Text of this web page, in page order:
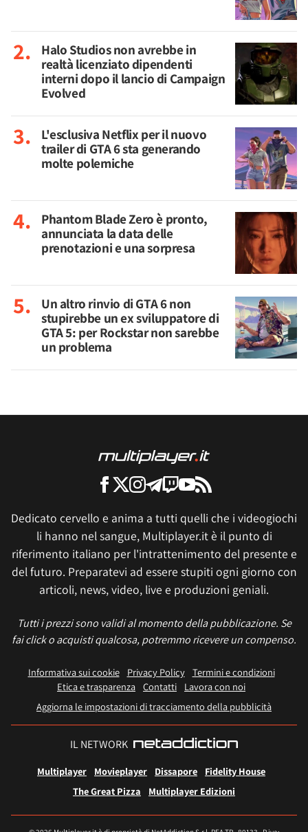
Halo Studios non avrebbe in
realtà licenziato dipendenti
interni dopo il lancio di Campaign
Evolved
L'esclusiva Netflix per il nuovo
trailer di GTA 6 sta generando
molte polemiche
Phantom Blade Zero è pronto,
annunciata la data delle
prenotazioni e una sorpresa
Un altro rinvio di GTA 6 non
stupirebbe un ex sviluppatore di
GTA 5: per Rockstar non sarebbe
un problema
Dedicato cervello e anima a tutti quelli che i videogiochi
li hanno nel sangue, Multiplayer.it è il punto di
riferimento italiano per l'intrattenimento del presente e
del futuro. Preparatevi ad essere stupiti ogni giorno con
articoli, news, video, live e produzioni geniali.
Tutti i prezzi sono validi al momento della pubblicazione. Se
fai click o acquisti qualcosa, potremmo ricevere un compenso.
Informativa sui cookie Privacy Policy
Termini e condizioni
Etica e trasparenza Contatti
Lavora con noi
Aggiorna le impostazioni di tracciamento della pubblicità
IL NETWORK
Multiplayer Movieplayer Dissapore
Fidelity House
The Great Pizza
Multiplayer Edizioni